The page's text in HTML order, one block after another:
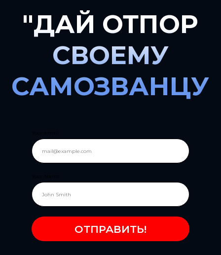
"ДАЙ ОТПОР
СВОЕМУ
САМОЗВАНЦУ
ОТПРАВИТЬ!